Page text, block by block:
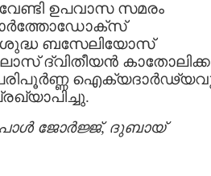
വേണ്ടി ഉപവാസ സമരം
ഓര്‍ത്തോഡോക്സ്
ബസേലിയോസ്
ദ്വിതീയന്‍
ജോര്‍ജ്ജ്, ദുബായ്‌